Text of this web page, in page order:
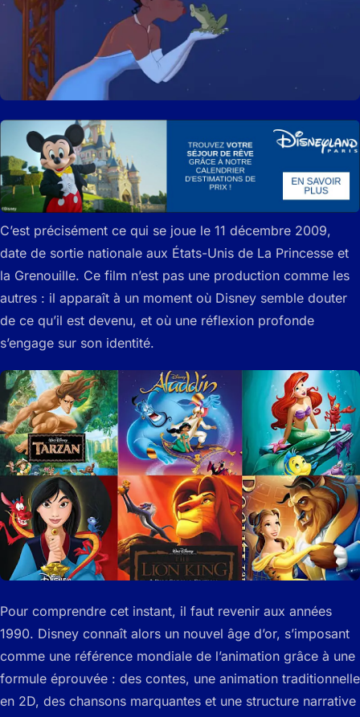
C’est précisément ce qui se joue le 11 décembre 2009,
date de sortie nationale aux États-Unis de La Princesse et
la Grenouille. Ce film n’est pas une production comme les
autres : il apparaît à un moment où Disney semble douter
de ce qu’il est devenu, et où une réflexion profonde
s’engage sur son identité.
Pour comprendre cet instant, il faut revenir aux années
1990. Disney connaît alors un nouvel âge d’or, s’imposant
comme une référence mondiale de l’animation grâce à une
formule éprouvée : des contes, une animation traditionnelle
en 2D, des chansons marquantes et une structure narrative